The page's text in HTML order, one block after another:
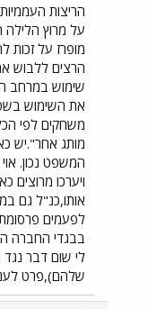
הריצות
על מרוץ הלילה
מופרז על
הרצים ללבוש
שימוש במרחב
את השימוש
משחקים לפי
מותג אחר".יש
המשפט נכון.
ויערכו
אותו,כנ"ל גם
לפעמים
בבגדי החברה
לי שום דבר נגד
שלהם),פרט